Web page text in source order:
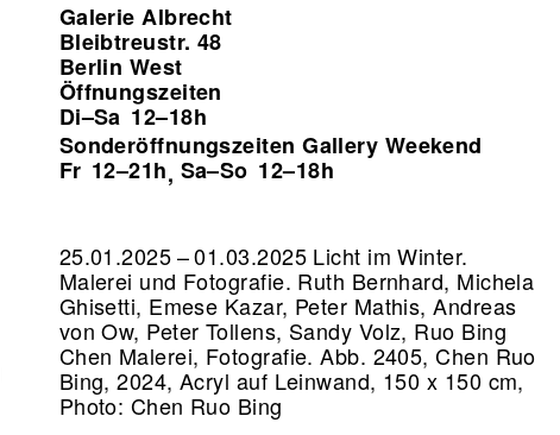
Galerie Albrecht
Bleibtreustr. 48
Berlin West
Öffnungszeiten
Di–Sa 12–18h
Sonderöffnungszeiten Gallery Weekend
Fr 12–21h, Sa–So 12–18h
25.01.2025 – 01.03.2025 Licht im Winter.
Malerei und Fotografie. Ruth Bernhard, Michela
Ghisetti, Emese Kazar, Peter Mathis, Andreas
von Ow, Peter Tollens, Sandy Volz, Ruo Bing
Chen Malerei, Fotografie.Abb. 2405, Chen Ruo
Bing, 2024, Acryl auf Leinwand, 150 x 150 cm,
Photo: Chen Ruo Bing